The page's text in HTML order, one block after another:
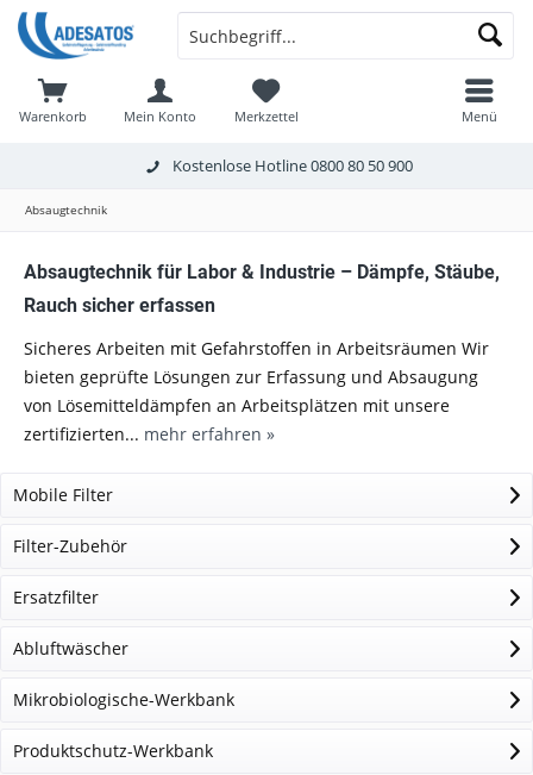
Kostenlose Hotline0800 80 50 900
Warenkorb Merkzettel
Mein Konto Menü
Absaugtechnik
Absaugtechnik für Labor & Industrie – Dämpfe, Stäube,
Rauch sicher erfassen
Sicheres Arbeiten mit Gefahrstoffen in Arbeitsräumen Wir
bieten geprüfte Lösungen zur Erfassung und Absaugung
von Lösemitteldämpfen an Arbeitsplätzen mit unsere
zertifizierten... mehr erfahren »
Mobile Filter
Filter-Zubehör
Ersatzfilter
Abluftwäscher
Mikrobiologische-Werkbank
Produktschutz-Werkbank